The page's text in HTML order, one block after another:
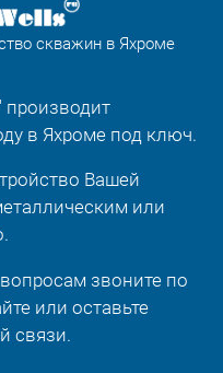
скважин в Яхроме
в Яхроме под ключ.
Вашей
или
звоните по
или оставьте
связи.